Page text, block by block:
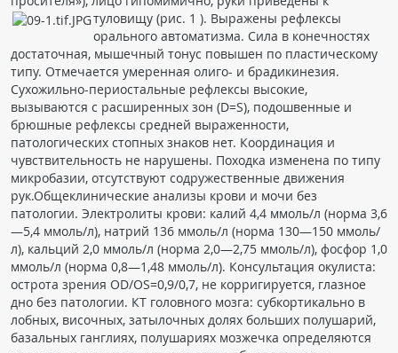
туловищу (рис. 1 ). Выражены рефлексы
орального автоматизма. Сила в конечностях
достаточная, мышечный тонус повышен по пластическому
типу. Отмечается умеренная олиго- и брадикинезия.
Сухожильно-периостальные рефлексы высокие,
вызываются с расширенных зон (D=S), подошвенные и
брюшные рефлексы средней выраженности,
патологических стопных знаков нет. Координация и
чувствительность не нарушены. Походка изменена по типу
микробазии, отсутствуют содружественные движения
рук.Общеклинические анализы крови и мочи без
патологии. Электролиты крови: калий 4,4 ммоль/л (норма 3,6
—5,4 ммоль/л), натрий 136 ммоль/л (норма 130—150 ммоль/
л), кальций 2,0 ммоль/л (норма 2,0—2,75 ммоль/л), фосфор 1,0
ммоль/л (норма 0,8—1,48 ммоль/л). Консультация окулиста:
острота зрения ОD/ОS=0,9/0,7, не корригируется, глазное
дно без патологии. КТ головного мозга: субкортикально в
лобных, височных, затылочных долях больших полушарий,
базальных ганглиях, полушариях мозжечка определяются